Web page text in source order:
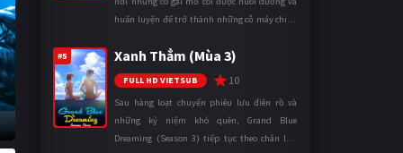
huấn luyện để trở thành những cỗ máy chiến
được xem là điều hiển nh ...
#5 Xanh Thẳm (Mùa 3)
FULL HD VIETSUB 10
Sau hàng loạt chuyến phiêu lưu điên rồ và
những kỷ niệm khó quên, Grand Blue
Dreaming (Season 3) tiếp tục theo chân Iori